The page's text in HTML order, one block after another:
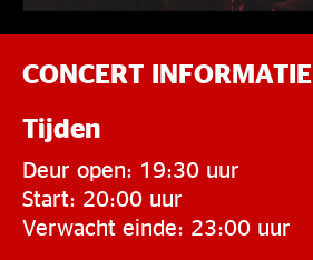
CONCERT INFORMATIE
Tijden
Deur open: 19:30 uur
Start: 20:00 uur
Verwacht einde: 23:00 uur